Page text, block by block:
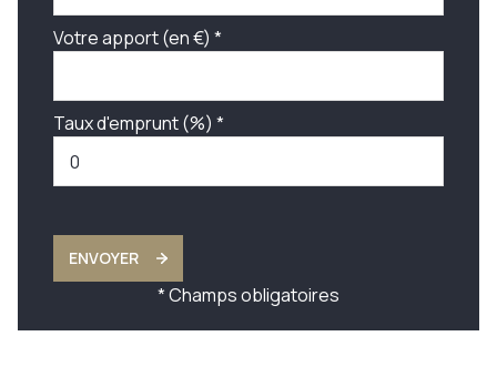
Votre apport (en €) *
Taux d'emprunt (%) *
ENVOYER
* Champs obligatoires